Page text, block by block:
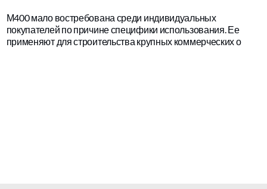
М400 мало востребована среди индивидуальных
покупателей по причине специфики использования. Ее
применяют для строительства крупных коммерческих о